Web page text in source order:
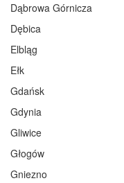
Dąbrowa Górnicza
Dębica
Elbląg
Ełk
Gdańsk
Gdynia
Gliwice
Głogów
Gniezno